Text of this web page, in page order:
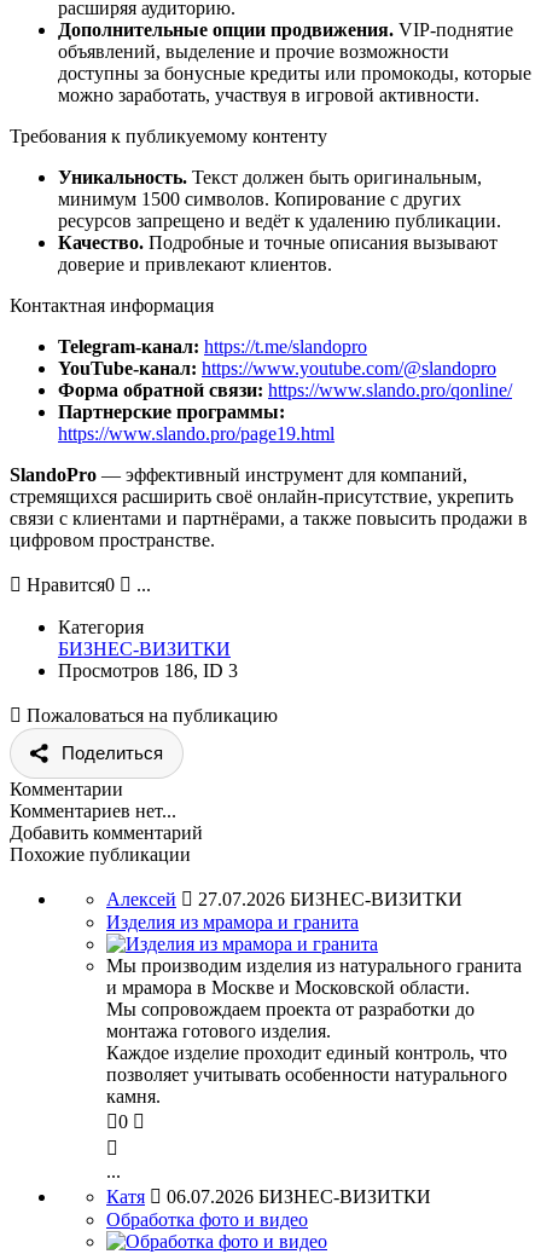
расширяя аудиторию.
Дополнительные опции продвижения. VIP-поднятие
объявлений, выделение и прочие возможности
доступны за бонусные кредиты или промокоды, которые
можно заработать, участвуя в игровой активности.
Требования к публикуемому контенту
Уникальность. Текст должен быть оригинальным,
минимум 1500 символов. Копирование с других
ресурсов запрещено и ведёт к удалению публикации.
Качество. Подробные и точные описания вызывают
доверие и привлекают клиентов.
Контактная информация
Telegram-канал: https://t.me/slandopro
YouTube-канал: https://www.youtube.com/@slandopro
Форма обратной связи: https://www.slando.pro/qonline/
Партнерские программы:
https://www.slando.pro/page19.html
SlandoPro — эффективный инструмент для компаний,
стремящихся расширить своё онлайн-присутствие, укрепить
связи с клиентами и партнёрами, а также повысить продажи в
цифровом пространстве.
 Нравится0  ...
Категория
БИЗНЕС-ВИЗИТКИ
Просмотров 186, ID 3
 Пожаловаться на публикацию
Поделиться
Комментарии
Комментариев нет...
Добавить комментарий
Похожие публикации
Алексей  27.07.2026 БИЗНЕС-ВИЗИТКИ
Изделия из мрамора и гранита
Мы производим изделия из натурального гранита
и мрамора в Москве и Московской области.
Мы сопровождаем проекта от разработки до
монтажа готового изделия.
Каждое изделие проходит единый контроль, что
позволяет учитывать особенности натурального
камня.
0 

...
Катя  06.07.2026 БИЗНЕС-ВИЗИТКИ
Обработка фото и видео